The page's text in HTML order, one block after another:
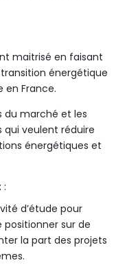
maitrisé en faisant
énergétique
en France.
du marché et les
qui veulent réduire
énergétiques et
:
d’étude pour
sur de
la part des projets